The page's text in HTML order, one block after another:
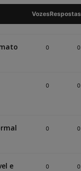
VozesRespostas
0 0
0 0
0 0
e
0 0